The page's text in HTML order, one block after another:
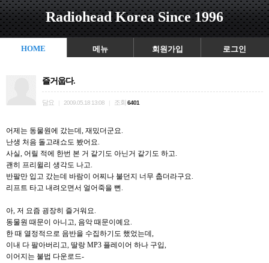
Radiohead Korea Since 1996
HOME 메뉴 회원가입 로그인
즐거웁다.
담요 2009.05.18 13:08 조회 6401
어제는 동물원에 갔는데, 재밌더군요.
난생 처음 돌고래쇼도 봤어요.
사실, 어릴 적에 한번 본 거 같기도 아닌거 같기도 하고.
괜히 프리윌리 생각도 나고.
반팔만 입고 갔는데 바람이 어찌나 불던지 너무 춥더라구요.
리프트 타고 내려오면서 얼어죽을 뻔.
아, 저 요즘 굉장히 즐거워요.
동물원 때문이 아니고, 음악 때문이예요.
한 때 열정적으로 음반을 수집하기도 했었는데,
이내 다 팔아버리고, 딸랑 MP3 플레이어 하나 구입,
이어지는 불법 다운로드-